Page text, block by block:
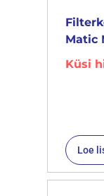
Matic
Küsi
Loe